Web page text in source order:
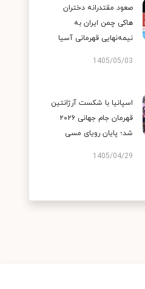
صعود مقتدرانه دختران
هاکی چمن ایران به
نیمه‌نهایی قهرمانی آسیا
1405/05/03
اسپانیا با شکست آرژانتین
قهرمان جام جهانی ۲۰۲۶
شد؛ پایان رویای مسی
1405/04/29